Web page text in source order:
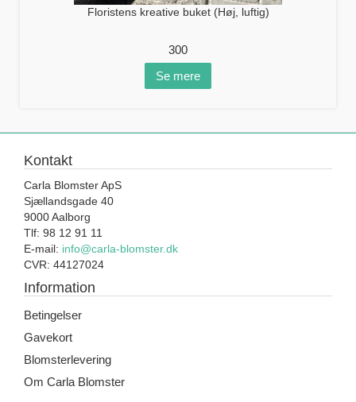
Floristens kreative buket (Høj, luftig)
300
Se mere
Kontakt
Carla Blomster ApS
Sjællandsgade 40
9000 Aalborg
Tlf: 98 12 91 11
E-mail: info@carla-blomster.dk
CVR: 44127024
Information
Betingelser
Gavekort
Blomsterlevering
Om Carla Blomster